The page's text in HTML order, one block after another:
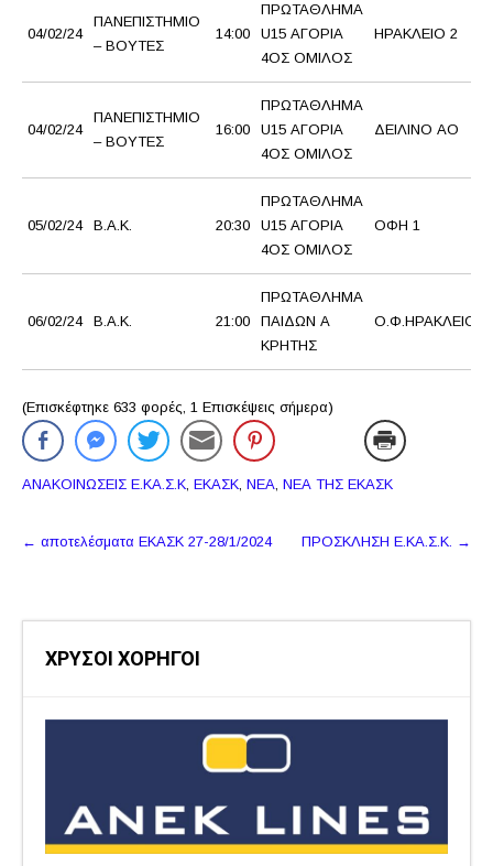
04/02/24
ΠΑΝΕΠΙΣΤΗΜΙΟ
– ΒΟΥΤΕΣ
14:00
ΠΡΩΤΑΘΛΗΜΑ
U15 ΑΓΟΡΙΑ
4ΟΣ ΟΜΙΛΟΣ
ΗΡΑΚΛΕΙΟ 2
04/02/24
ΠΑΝΕΠΙΣΤΗΜΙΟ
– ΒΟΥΤΕΣ
16:00
ΠΡΩΤΑΘΛΗΜΑ
U15 ΑΓΟΡΙΑ
4ΟΣ ΟΜΙΛΟΣ
ΔΕΙΛΙΝΟ ΑΟ
05/02/24 Β.Α.Κ. 20:30
ΠΡΩΤΑΘΛΗΜΑ
U15 ΑΓΟΡΙΑ
4ΟΣ ΟΜΙΛΟΣ
ΟΦΗ 1
06/02/24 Β.Α.Κ. 21:00
ΠΡΩΤΑΘΛΗΜΑ
ΠΑΙΔΩΝ Α
ΚΡΗΤΗΣ
Ο.Φ.ΗΡΑΚΛΕΙΟΥ
(Επισκέφτηκε 633 φορές, 1 Επισκέψεις σήμερα)
ΑΝΑΚΟΙΝΩΣΕΙΣ Ε.ΚΑ.Σ.Κ, ΕΚΑΣΚ, ΝΕΑ, ΝΕΑ ΤΗΣ ΕΚΑΣΚ
Πλοήγηση
← αποτελέσματα ΕΚΑΣΚ 27-28/1/2024 ΠΡΟΣΚΛΗΣΗ Ε.ΚΑ.Σ.Κ. →
ΧΡΥΣΟΙ ΧΟΡΗΓΟΙ